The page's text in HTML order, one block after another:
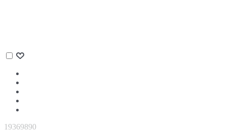
19369890